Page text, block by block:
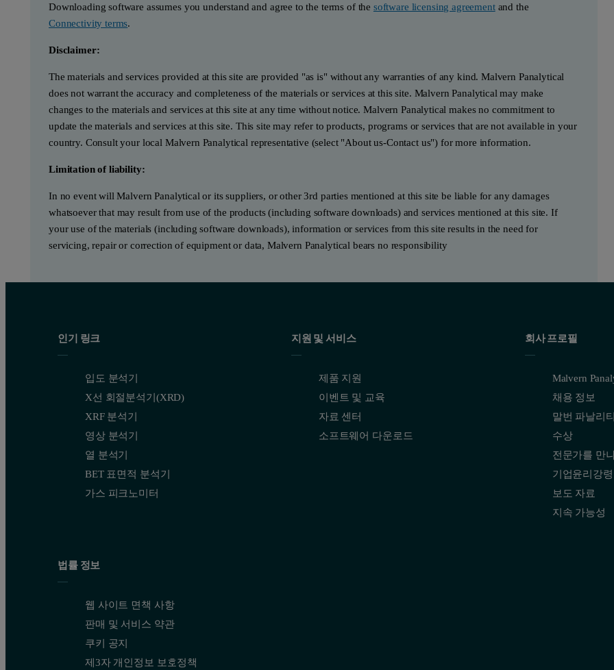
Downloading software assumes you understand and agree to the terms of the software licensing agreementand the
Connectivity terms.
Disclaimer:
The materials and services provided at this site are provided "as is" without any warranties of any kind. Malvern Panalytical
does not warrant the accuracy and completeness of the materials or services at this site. Malvern Panalytical may make
changes to the materials and services at this site at any time without notice. Malvern Panalytical makes no commitment to
update the materials and services at this site. This site may refer to products, programs or services that are not available in your
country. Consult your local Malvern Panalytical representative (select "About us-Contact us") for more information.
Limitation of liability:
In no event will Malvern Panalytical or its suppliers, or other 3rd parties mentioned at this site be liable for any damages
whatsoever that may result from use of the products (including software downloads) and services mentioned at this site. If
your use of the materials (including software downloads), information or services from this site results in the need for
servicing, repair or correction of equipment or data, Malvern Panalytical bears no responsibility
인기 링크
입도 분석기
X선 회절분석기(XRD)
XRF 분석기
영상 분석기
열 분석기
BET 표면적 분석기
가스 피크노미터
지원 및 서비스
제품 지원
이벤트 및 교육
자료 센터
소프트웨어 다운로드
회사 프로필
Malvern
채용 정보
말번 파날리
수상
전문가를 만
기업윤리강령
보도 자료
지속 가능성
법률 정보
웹 사이트 면책 사항
판매 및 서비스 약관
쿠키 공지
제3자 개인정보 보호정책